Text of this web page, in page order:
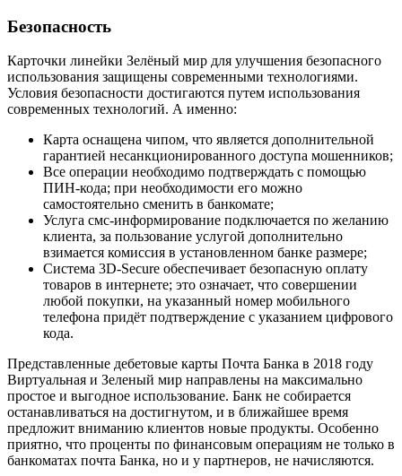
Безопасность
Карточки линейки Зелёный мир для улучшения безопасного
использования защищены современными технологиями.
Условия безопасности достигаются путем использования
современных технологий. А именно:
Карта оснащена чипом, что является дополнительной
гарантией несанкционированного доступа мошенников;
Все операции необходимо подтверждать с помощью
ПИН-кода; при необходимости его можно
самостоятельно сменить в банкомате;
Услуга смс-информирование подключается по желанию
клиента, за пользование услугой дополнительно
взимается комиссия в установленном банке размере;
Система 3D-Secure обеспечивает безопасную оплату
товаров в интернете; это означает, что совершении
любой покупки, на указанный номер мобильного
телефона придёт подтверждение с указанием цифрового
кода.
Представленные дебетовые карты Почта Банка в 2018 году
Виртуальная и Зеленый мир направлены на максимально
простое и выгодное использование. Банк не собирается
останавливаться на достигнутом, и в ближайшее время
предложит вниманию клиентов новые продукты. Особенно
приятно, что проценты по финансовым операциям не только в
банкоматах почта Банка, но и у партнеров, не начисляются.